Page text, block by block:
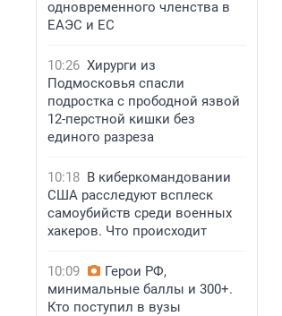
одновременного членства в
ЕАЭС и ЕС
10:26 Хирурги из
Подмосковья спасли
подростка с прободной язвой
12-перстной кишки без
единого разреза
10:18 В киберкомандовании
США расследуют всплеск
самоубийств среди военных
хакеров. Что происходит
10:09
Герои РФ,
минимальные баллы и 300+.
Кто поступил в вузы